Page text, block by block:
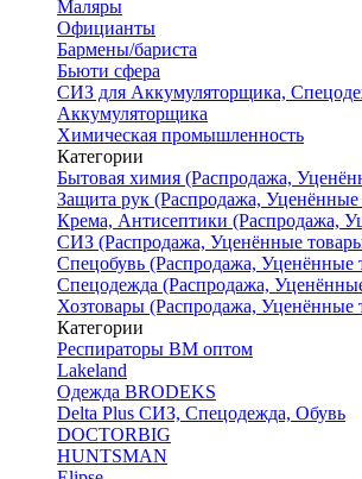
Маляры
Официанты
Бармены/бариста
Бьюти сфера
СИЗ для Аккумуляторщика,
Аккумуляторщика
Химическая промышленность
Категории
Бытовая химия (Распродажа,
Защита рук (Распродажа,
Крема, Антисептики (Распродажа,
СИЗ (Распродажа, Уценённые
Спецобувь (Распродажа, Уценённые
Спецодежда (Распродажа,
Хозтовары (Распродажа, Уценённые
Категории
Респираторы ВМ оптом
Lakeland
Одежда BRODEKS
Delta Plus СИЗ, Спецодежда, Обувь
DOCTORBIG
HUNTSMAN